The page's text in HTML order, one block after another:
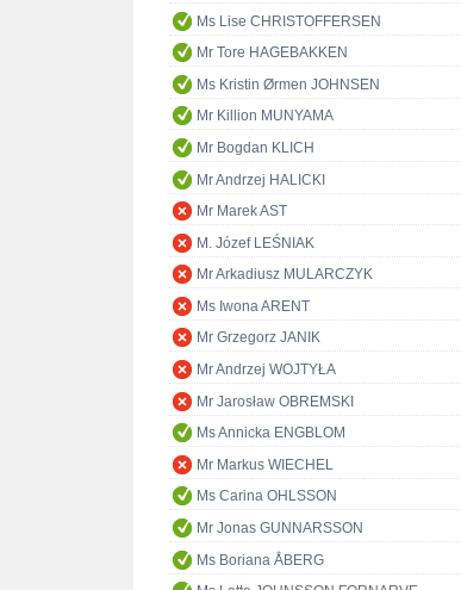
Ms Lise CHRISTOFFERSEN
Mr Tore HAGEBAKKEN
Ms Kristin Ørmen JOHNSEN
Mr Killion MUNYAMA
Mr Bogdan KLICH
Mr Andrzej HALICKI
Mr Marek AST
M. Józef LEŚNIAK
Mr Arkadiusz MULARCZYK
Ms Iwona ARENT
Mr Grzegorz JANIK
Mr Andrzej WOJTYŁA
Mr Jarosław OBREMSKI
Ms Annicka ENGBLOM
Mr Markus WIECHEL
Ms Carina OHLSSON
Mr Jonas GUNNARSSON
Ms Boriana ÅBERG